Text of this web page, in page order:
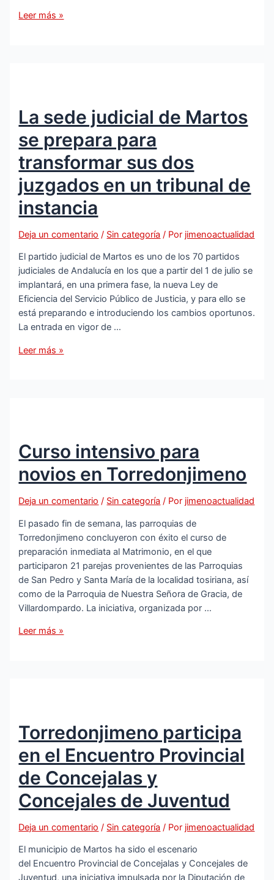
Diverocio
edición
para
hacer
disfrutar
a
los
más
pequeños
Leer más »
La sede judicial de Martos
se prepara para
transformar sus dos
juzgados en un tribunal de
instancia
Deja un comentario / Sin categoría / Por jimenoactualidad
El partido judicial de Martos es uno de los 70 partidos
judiciales de Andalucía en los que a partir del 1 de julio se
implantará, en una primera fase, la nueva Ley de
Eficiencia del Servicio Público de Justicia, y para ello se
está preparando e introduciendo los cambios oportunos.
La entrada en vigor de …
La
para
transformar
sus
juzgados
en
un
instancia
Leer más »
Curso intensivo para
novios en Torredonjimeno
Deja un comentario / Sin categoría / Por jimenoactualidad
El pasado fin de semana, las parroquias de
Torredonjimeno concluyeron con éxito el curso de
preparación inmediata al Matrimonio, en el que
participaron 21 parejas provenientes de las Parroquias
de San Pedro y Santa María de la localidad tosiriana, así
como de la Parroquia de Nuestra Señora de Gracia, de
Villardompardo. La iniciativa, organizada por …
Curso
Leer más »
Torredonjimeno participa
en el Encuentro Provincial
de Concejalas y
Concejales de Juventud
Deja un comentario / Sin categoría / Por jimenoactualidad
El municipio de Martos ha sido el escenario
del Encuentro Provincial de Concejalas y Concejales de